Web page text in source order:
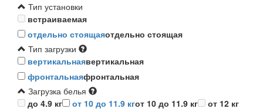
Тип установки
встраиваемая
отдельно стоящаяотдельно стоящая
Тип загрузки
вертикальнаявертикальная
фронтальнаяфронтальная
Загрузка белья
до 4.9 кг
от 10 до 11.9 кгот 10 до 11.9 кг
от 12 кг